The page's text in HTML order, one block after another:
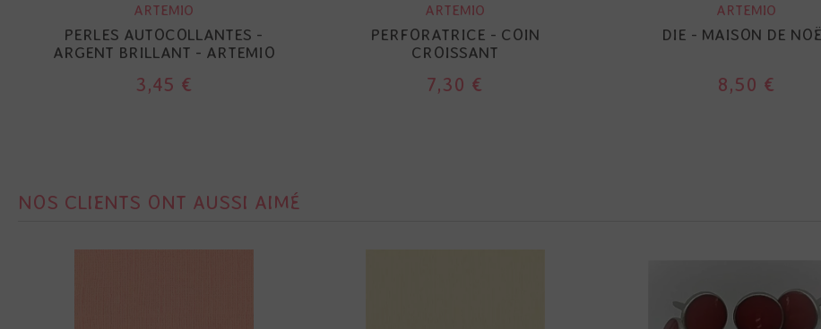
ARTEMIO
PERLES AUTOCOLLANTES -
ARGENT BRILLANT - ARTEMIO
3,45 €
ARTEMIO
PERFORATRICE - COIN
CROISSANT
7,30 €
ARTEMIO
DIE - MAISON DE
8,50 €
NOS CLIENTS ONT AUSSI AIMÉ